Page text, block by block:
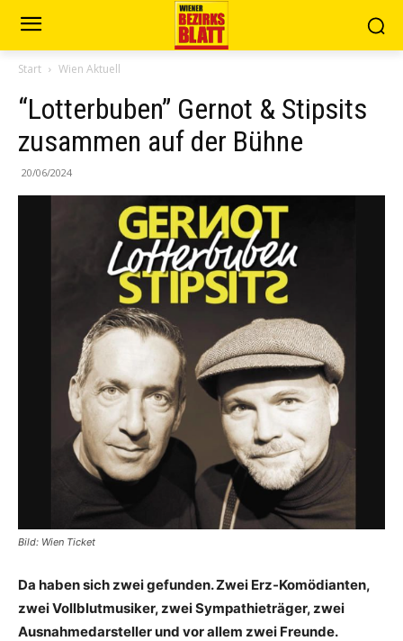
Start Wien Aktuell
“Lotterbuben” Gernot & Stipsits
zusammen auf der Bühne
20/06/2024
Bild: Wien Ticket
Da haben sich zwei gefunden. Zwei Erz-Komödianten,
zwei Vollblutmusiker, zwei Sympathieträger, zwei
Ausnahmedarsteller und vor allem zwei Freunde.